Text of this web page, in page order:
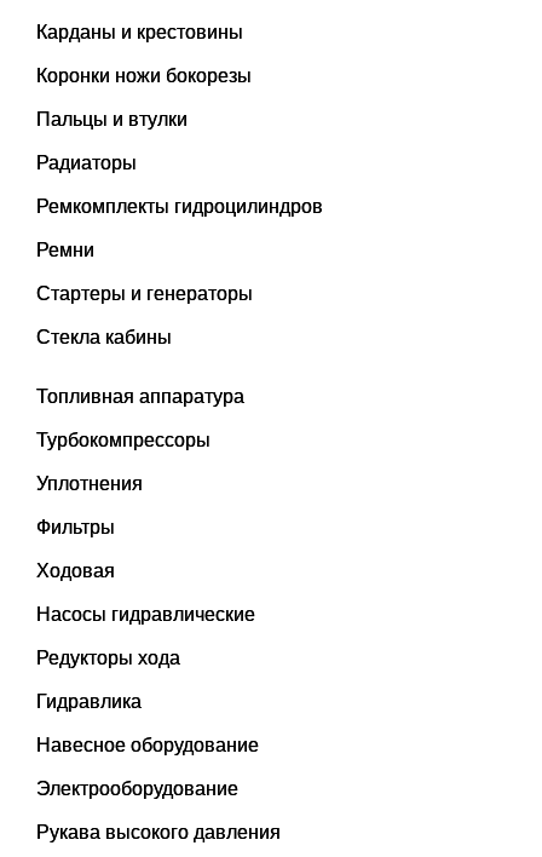
Карданы и крестовины
Коронки ножи бокорезы
Пальцы и втулки
Радиаторы
Ремкомплекты гидроцилиндров
Ремни
Стартеры и генераторы
Стекла кабины
Топливная аппаратура
Турбокомпрессоры
Уплотнения
Фильтры
Ходовая
Насосы гидравлические
Редукторы хода
Гидравлика
Навесное оборудование
Электрооборудование
Рукава высокого давления